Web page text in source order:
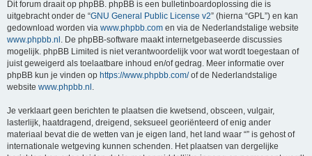
Dit forum draait op phpBB. phpBB is een bulletinboardoplossing die is
uitgebracht onder de “GNU General Public License v2” (hierna “GPL”) en kan
gedownload worden via www.phpbb.com en via de Nederlandstalige website
www.phpbb.nl . De phpBB-software maakt internetgebaseerde discussies
mogelijk. phpBB Limited is niet verantwoordelijk voor wat wordt toegestaan of
juist geweigerd als toelaatbare inhoud en/of gedrag. Meer informatie over
phpBB kun je vinden op https://www.phpbb.com/of de Nederlandstalige
website www.phpbb.nl .
Je verklaart geen berichten te plaatsen die kwetsend, obsceen, vulgair,
lasterlijk, haatdragend, dreigend, seksueel georiënteerd of enig ander
materiaal bevat die de wetten van je eigen land, het land waar “” is gehost of
internationale wetgeving kunnen schenden. Het plaatsen van dergelijke